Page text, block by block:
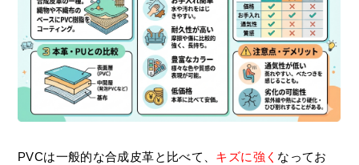
PVCは一般的な合成皮革と比べて、 キズに強く なってお